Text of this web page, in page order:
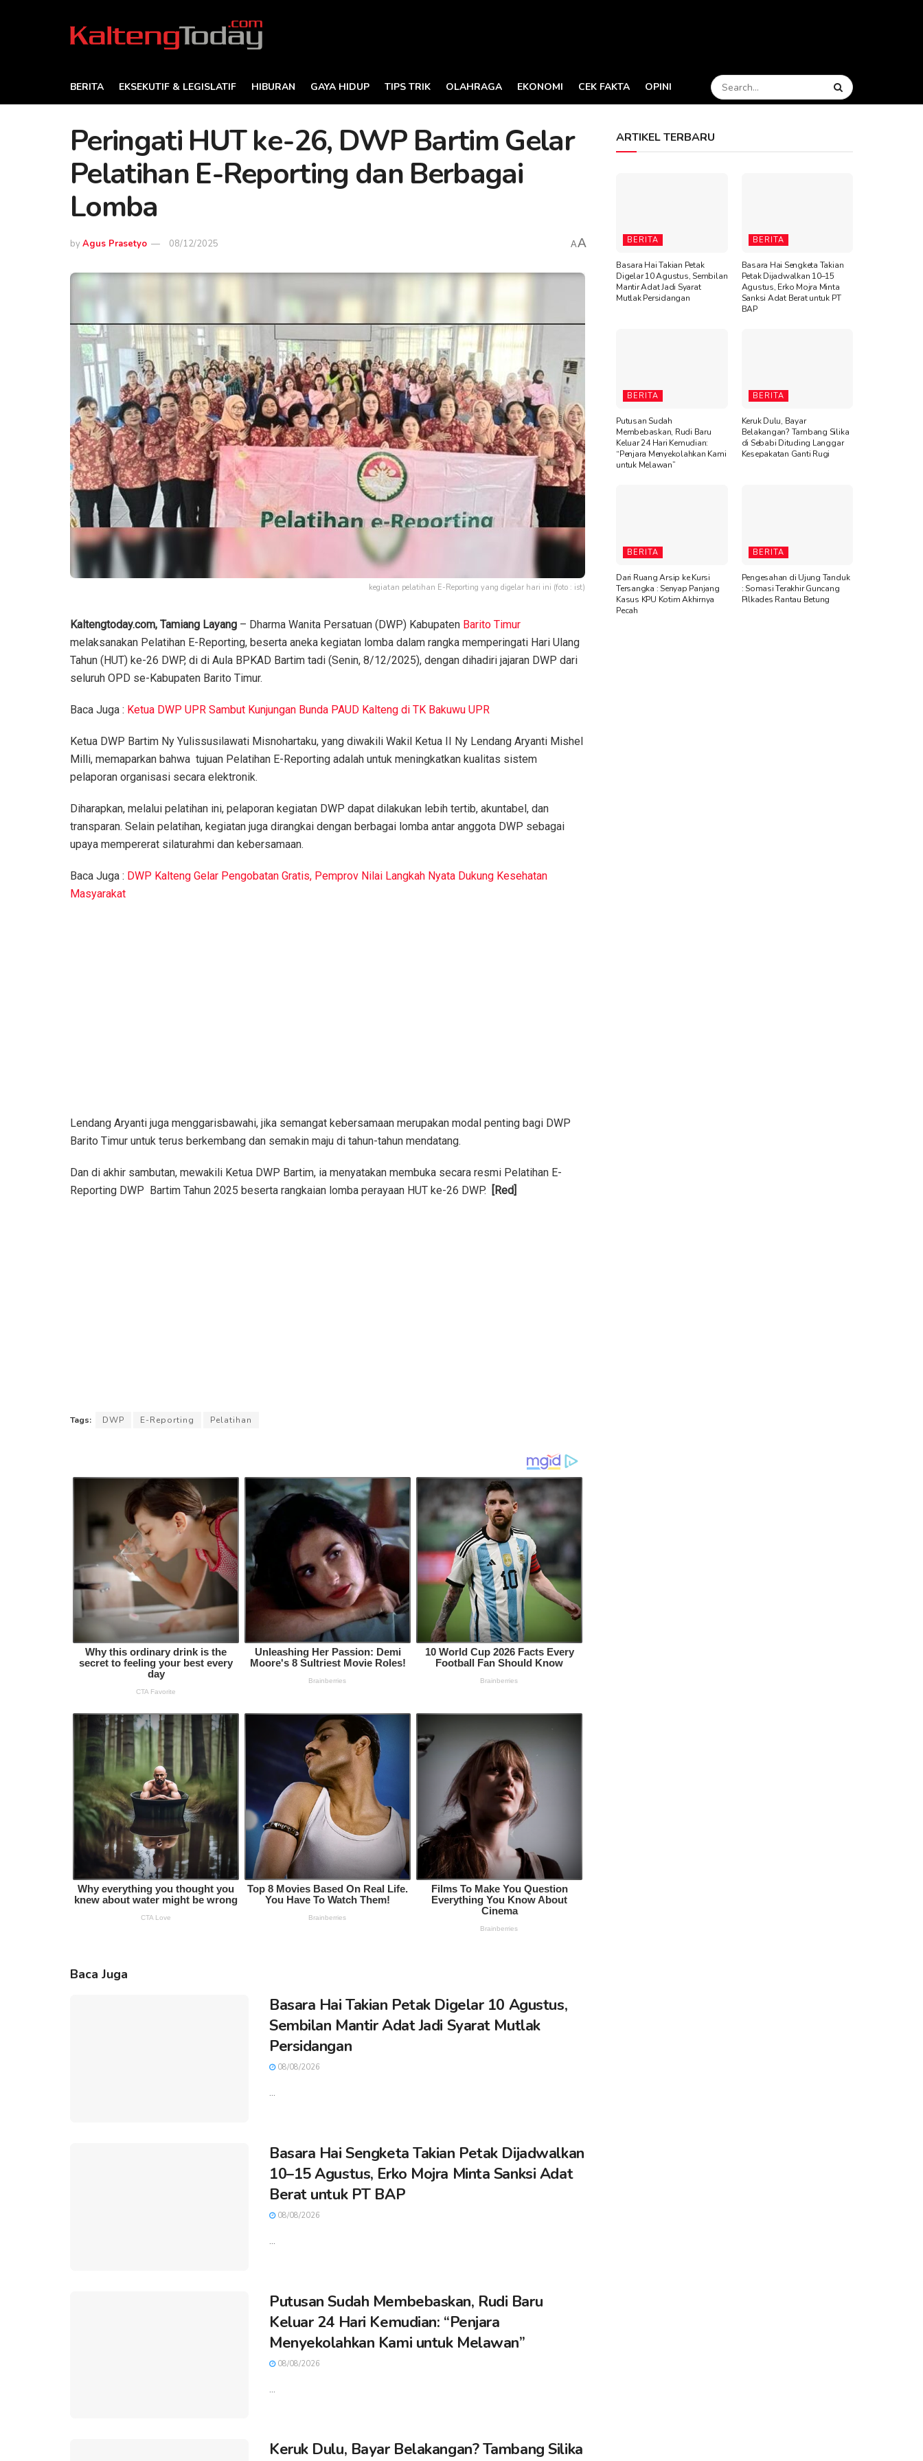
BERITA EKSEKUTIF & LEGISLATIF HIBURAN GAYA HIDUP TIPS TRIK OLAHRAGA EKONOMI CEK FAKTA OPINI
Peringati HUT ke-26, DWP Bartim Gelar
Pelatihan E-Reporting dan Berbagai
Lomba
byAgus Prasetyo 08/12/2025 AA
kegiatan pelatihan E-Reporting yang digelar hari ini (foto : ist)
Kaltengtoday.com, Tamiang Layang – Dharma Wanita Persatuan (DWP) Kabupaten Barito Timur
melaksanakan Pelatihan E-Reporting, beserta aneka kegiatan lomba dalam rangka memperingati Hari Ulang
Tahun (HUT) ke-26 DWP, di di Aula BPKAD Bartim tadi (Senin, 8/12/2025), dengan dihadiri jajaran DWP dari
seluruh OPD se-Kabupaten Barito Timur.
Baca Juga : Ketua DWP UPR Sambut Kunjungan Bunda PAUD Kalteng di TK Bakuwu UPR
Ketua DWP Bartim Ny Yulissusilawati Misnohartaku, yang diwakili Wakil Ketua II Ny Lendang Aryanti Mishel
Milli, memaparkan bahwa tujuan Pelatihan E-Reporting adalah untuk meningkatkan kualitas sistem
pelaporan organisasi secara elektronik.
Diharapkan, melalui pelatihan ini, pelaporan kegiatan DWP dapat dilakukan lebih tertib, akuntabel, dan
transparan. Selain pelatihan, kegiatan juga dirangkai dengan berbagai lomba antar anggota DWP sebagai
upaya mempererat silaturahmi dan kebersamaan.
Baca Juga : DWP Kalteng Gelar Pengobatan Gratis, Pemprov Nilai Langkah Nyata Dukung Kesehatan
Masyarakat
Lendang Aryanti juga menggarisbawahi, jika semangat kebersamaan merupakan modal penting bagi DWP
Barito Timur untuk terus berkembang dan semakin maju di tahun-tahun mendatang.
Dan di akhir sambutan, mewakili Ketua DWP Bartim, ia menyatakan membuka secara resmi Pelatihan E-
Reporting DWP Bartim Tahun 2025 beserta rangkaian lomba perayaan HUT ke-26 DWP.
[Red]
Tags: DWP E-Reporting Pelatihan
Baca Juga
Basara Hai Takian Petak Digelar 10 Agustus,
Sembilan Mantir Adat Jadi Syarat Mutlak
Persidangan
08/08/2026
Basara Hai Sengketa Takian Petak Dijadwalkan
10–15 Agustus, Erko Mojra Minta Sanksi Adat
Berat untuk PT BAP
08/08/2026
Putusan Sudah Membebaskan, Rudi Baru
Keluar 24 Hari Kemudian: “Penjara
Menyekolahkan Kami untuk Melawan”
08/08/2026
Keruk Dulu, Bayar Belakangan? Tambang Silika
ARTIKEL TERBARU
BERITA
Basara Hai Takian Petak
Digelar 10 Agustus, Sembilan
Mantir Adat Jadi Syarat
Mutlak Persidangan
BERITA
Basara Hai Sengketa Takian
Petak Dijadwalkan 10–15
Agustus, Erko Mojra Minta
Sanksi Adat Berat untuk PT
BAP
BERITA
Putusan Sudah
Membebaskan, Rudi Baru
Keluar 24 Hari Kemudian:
“Penjara Menyekolahkan Kami
untuk Melawan”
BERITA
Keruk Dulu, Bayar
Belakangan? Tambang Silika
di Sebabi Dituding Langgar
Kesepakatan Ganti Rugi
BERITA
Dari Ruang Arsip ke Kursi
Tersangka : Senyap Panjang
Kasus KPU Kotim Akhirnya
Pecah
BERITA
Pengesahan di Ujung Tanduk
: Somasi Terakhir Guncang
Pilkades Rantau Betung